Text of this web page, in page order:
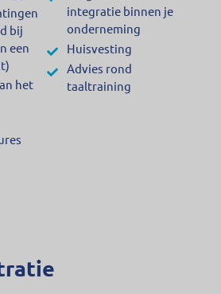
bij
een
het
integratie binnen je
onderneming
Huisvesting
Advies rond
taaltraining